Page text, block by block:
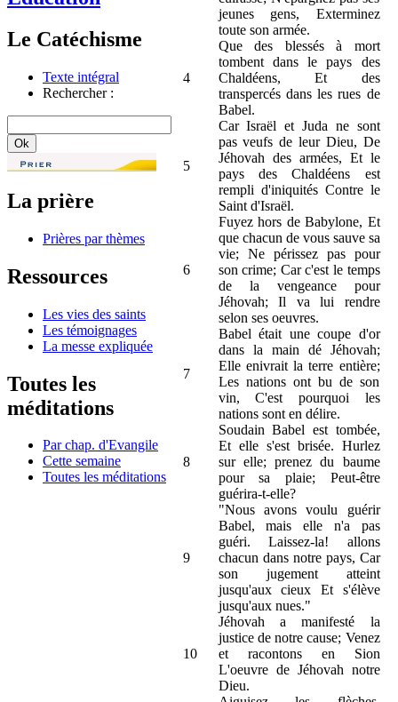
Le Catéchisme
Texte intégral
Rechercher :
La prière
Prières par thèmes
Ressources
Les vies des saints
Les témoignages
La messe expliquée
Toutes les
méditations
Par chap. d'Evangile
Cette semaine
Toutes les méditations
jeunes gens, Exterminez
toute son armée.
4
Que des blessés à mort
tombent dans le pays des
Chaldéens, Et des
transpercés dans les rues de
Babel.
5
Car Israël et Juda ne sont
pas veufs de leur Dieu, De
Jéhovah des armées, Et le
pays des Chaldéens est
rempli d'iniquités Contre le
Saint d'Israël.
6
Fuyez hors de Babylone, Et
que chacun de vous sauve sa
vie; Ne périssez pas pour
son crime; Car c'est le temps
de la vengeance pour
Jéhovah; Il va lui rendre
selon ses oeuvres.
7
Babel était une coupe d'or
dans la main dé Jéhovah;
Elle enivrait la terre entière;
Les nations ont bu de son
vin, C'est pourquoi les
nations sont en délire.
8
Soudain Babel est tombée,
Et elle s'est brisée. Hurlez
sur elle; prenez du baume
pour sa plaie; Peut-être
guérira-t-elle?
9
"Nous avons voulu guérir
Babel, mais elle n'a pas
guéri. Laissez-la! allons
chacun dans notre pays, Car
son jugement atteint
jusqu'aux cieux Et s'élève
jusqu'aux nues."
10
Jéhovah a manifesté la
justice de notre cause; Venez
et racontons en Sion
L'oeuvre de Jéhovah notre
Dieu.